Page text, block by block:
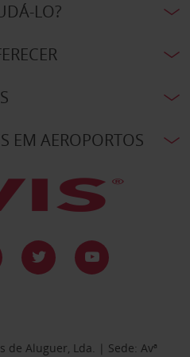
LO?
EM AEROPORTOS
de Aluguer, Lda. | Sede: Avª